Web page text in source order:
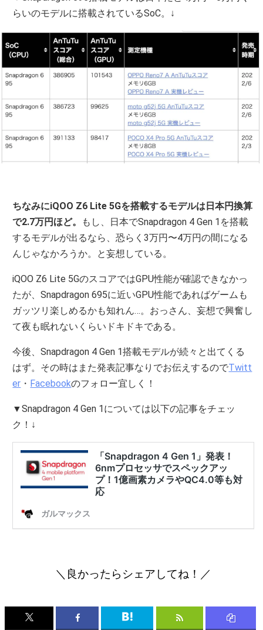
らいのモデルに搭載されているSoC。↓
ちなみにiQOO Z6 Lite 5Gを搭載するモデルは日本円換算
で2.7万円ほど。
もし、日本でSnapdragon 4 Gen 1を搭載
するモデルが出るなら、恐らく3万円〜4万円の間になる
んじゃなかろうか。と妄想している。
iQOO Z6 Lite 5GのスコアではGPU性能が確認できなかっ
たが、Snapdragon 695に近いGPU性能であればゲームも
ガッツリ楽しめるかも知れん…。おっさん、妄想で興奮し
て夜も眠れないくらいドキドキである。
今後、Snapdragon 4 Gen 1搭載モデルが続々と出てくる
はず。その時はまた発表記事なりでお伝えするのでTwitt
er ・ Facebookのフォロー宜しく！
▼Snapdragon 4 Gen 1については以下の記事をチェッ
ク！↓
＼良かったらシェアしてね！／